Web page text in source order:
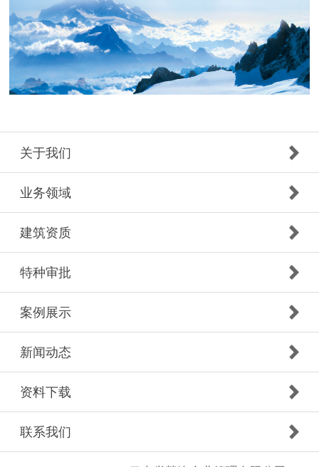
关于我们
业务领域
建筑资质
特种审批
案例展示
新闻动态
资料下载
联系我们